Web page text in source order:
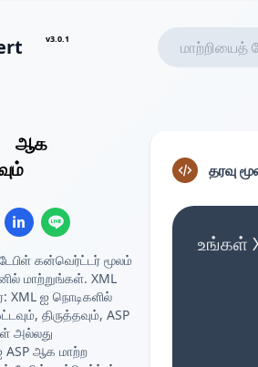
v3.0.1
ஆக
கன்வெர்ட்டர் மூலம்
மாற்றுங்கள். XML
XML ஐ நொடிகளில்
திருத்தவும், ASP
அல்லது
ஆக மாற்ற
தரவு
உங்கள்